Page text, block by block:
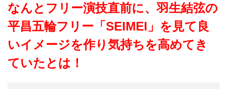
なんとフリー演技直前に、羽生結弦の
平昌五輪フリー「SEIMEI」を見て良
いイメージを作り気持ちを高めてき
ていたとは！